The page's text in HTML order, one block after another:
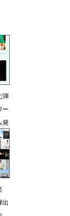
弾
ー
発